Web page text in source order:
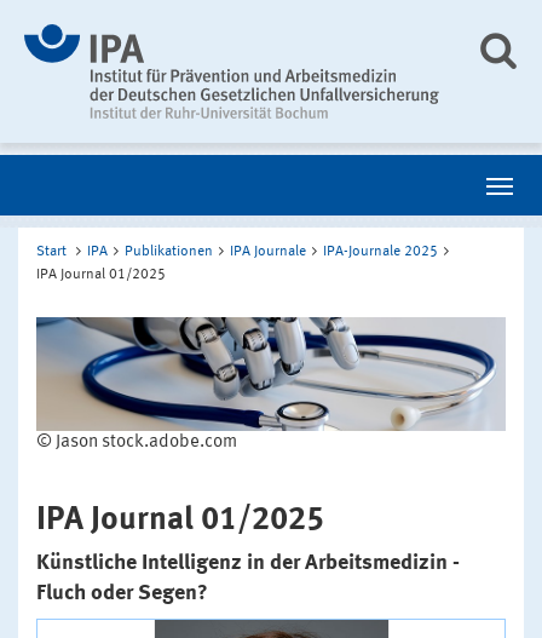
Start IPA Publikationen IPA Journale
IPA-Journale 2025
IPA Journal 01/2025
© Jason stock.adobe.com
IPA Journal 01/2025
Künstliche Intelligenz in der Arbeitsmedizin -
Fluch oder Segen?